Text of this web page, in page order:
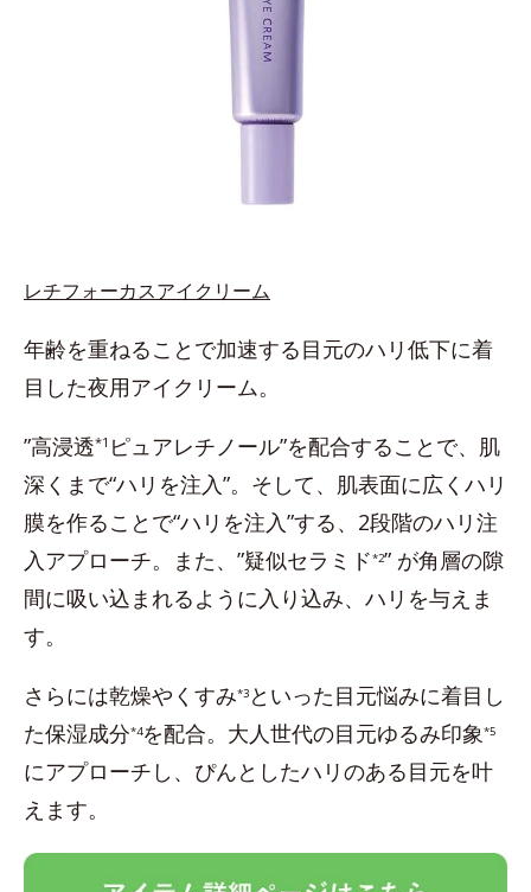
レチフォーカスアイクリーム
年齢を重ねることで加速する目元のハリ低下に着
目した夜用アイクリーム。
”高浸透*1 ピュアレチノール”を配合することで、肌
深くまで“ハリを注入”。そして、肌表面に広くハリ
膜を作ることで“ハリを注入”する、2段階のハリ注
入アプローチ。また、”疑似セラミド*2” が角層の隙
間に吸い込まれるように入り込み、ハリを与えま
す。
さらには乾燥やくすみ*3 といった目元悩みに着目し
た保湿成分*4を配合。大人世代の目元ゆるみ印象 *5
にアプローチし、ぴんとしたハリのある目元を叶
えます。